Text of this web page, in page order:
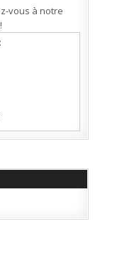
vous à notre